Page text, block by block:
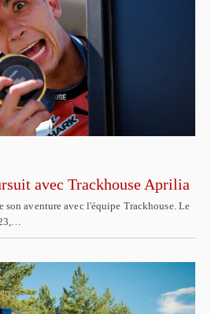
avec Trackhouse Aprilia
son aventure avec l'équipe Trackhouse. Le